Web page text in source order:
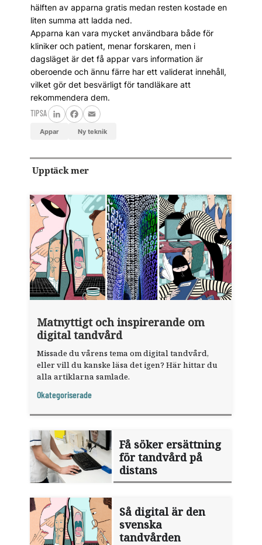
hälften av apparna gratis medan resten kostade en
liten summa att ladda ned.
Apparna kan vara mycket användbara både för
kliniker och patient, menar forskaren, men i
dagsläget är det få appar vars information är
oberoende och ännu färre har ett validerat innehåll,
vilket gör det besvärligt för tandläkare att
rekommendera dem.
TIPSA
LinkedInFacebook
Email
appar ny teknik
Upptäck mer
Matnyttigt och inspirerande om
digital tandvård
Missade du vårens tema om digital tandvård,
eller vill du kanske läsa det igen? Här hittar du
alla artiklarna samlade.
Okategoriserade
Få söker ersättning
för tandvård på
distans
Så digital är den
svenska
tandvården